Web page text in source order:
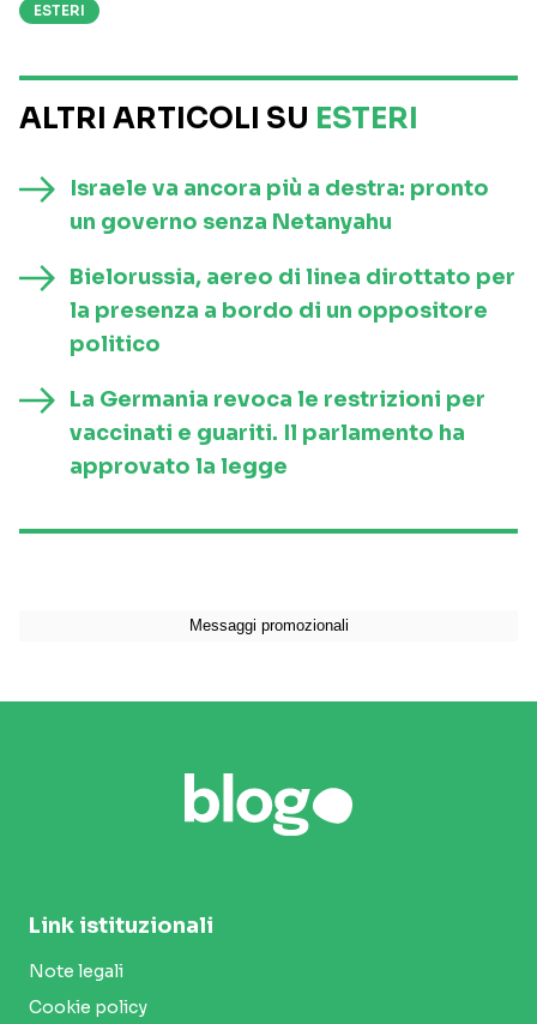
ESTERI
ALTRI ARTICOLI SU ESTERI
Israele va ancora più a destra: pronto
un governo senza Netanyahu
Bielorussia, aereo di linea dirottato per
la presenza a bordo di un oppositore
politico
La Germania revoca le restrizioni per
vaccinati e guariti. Il parlamento ha
approvato la legge
Link istituzionali
Note legali
Cookie policy